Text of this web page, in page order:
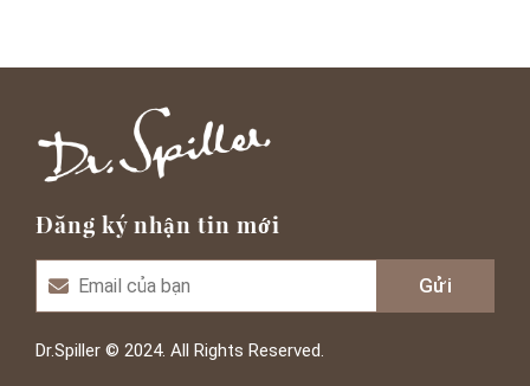
Đăng ký nhận tin mới
Dr.Spiller © 2024. All Rights Reserved.